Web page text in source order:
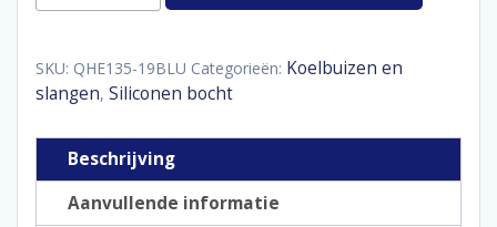
mm
aantal
SKU: QHE135-19BLU Categorieën: Koelbuizen en
slangen, Siliconen bocht
Beschrijving
Aanvullende informatie